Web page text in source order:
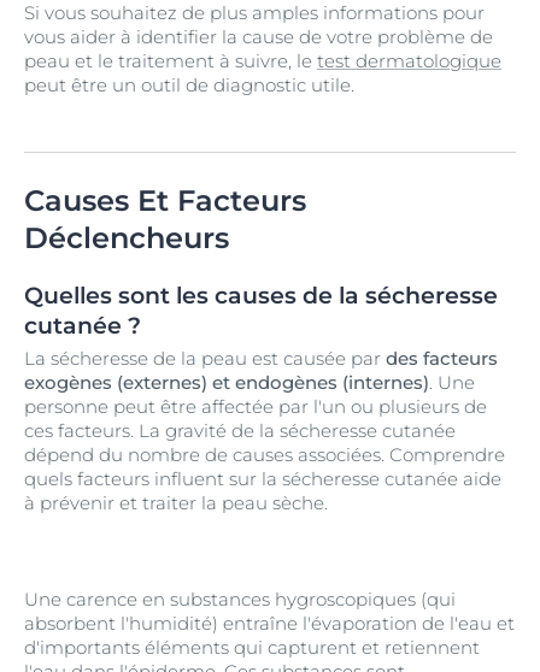
Si vous souhaitez de plus amples informations pour
vous aider à identifier la cause de votre problème de
peau et le traitement à suivre, le test dermatologique
peut être un outil de diagnostic utile.
Causes Et Facteurs
Déclencheurs
Quelles sont les causes de la sécheresse
cutanée ?
La sécheresse de la peau est causée par des facteurs
exogènes (externes) et endogènes (internes). Une
personne peut être affectée par l'un ou plusieurs de
ces facteurs. La gravité de la sécheresse cutanée
dépend du nombre de causes associées. Comprendre
quels facteurs influent sur la sécheresse cutanée aide
à prévenir et traiter la peau sèche.
Une carence en substances hygroscopiques (qui
absorbent l'humidité) entraîne l'évaporation de l'eau et
d'importants éléments qui capturent et retiennent